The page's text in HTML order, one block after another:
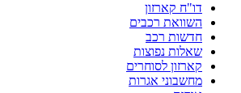
דו"ח קארזון
השוואת רכבים
חדשות רכב
שאלות נפוצות
קארזון לסוחרים
מחשבוני אגרות